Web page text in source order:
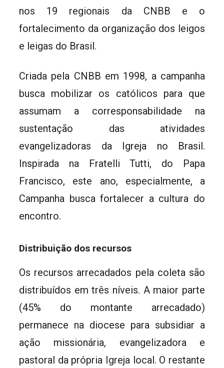
nos 19 regionais da CNBB e o
fortalecimento da organização dos leigos
e leigas do Brasil.
Criada pela CNBB em 1998, a campanha
busca mobilizar os católicos para que
assumam a corresponsabilidade na
sustentação das atividades
evangelizadoras da Igreja no Brasil.
Inspirada na Fratelli Tutti, do Papa
Francisco, este ano, especialmente, a
Campanha busca fortalecer a cultura do
encontro.
Distribuição dos recursos
Os recursos arrecadados pela coleta são
distribuídos em três níveis. A maior parte
(45% do montante arrecadado)
permanece na diocese para subsidiar a
ação missionária, evangelizadora e
pastoral da própria Igreja local. O restante